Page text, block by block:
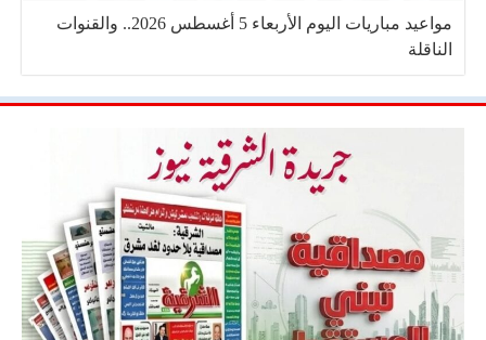
مواعيد مباريات اليوم الأربعاء 5 أغسطس 2026.. والقنوات
الناقلة